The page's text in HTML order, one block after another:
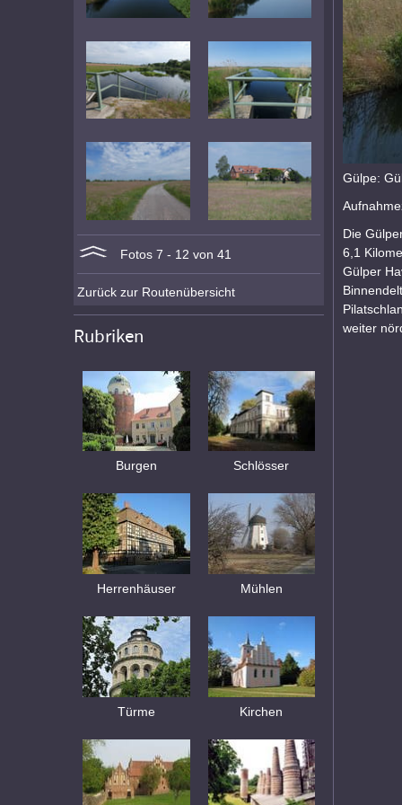
Gülpe:
Die
6,1
Gülper
weiter
Fotos 7 - 12 von 41
Zurück zur Routenübersicht
Rubriken
Burgen Schlösser
Herrenhäuser Mühlen
Türme Kirchen